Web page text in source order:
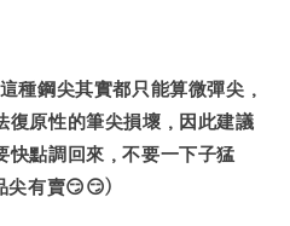
種鋼尖其實都只能算微彈尖，
復原性的筆尖損壞，因此建議
快點調回來，不要一下子猛
尖有賣😏😏)